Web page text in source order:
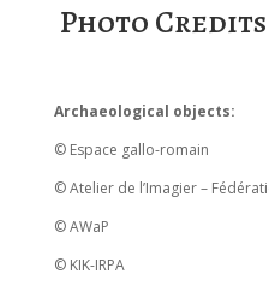
Photo Credits
Archaeological objects:
© Espace gallo-romain
© Atelier de l’Imagier –
© AWaP
© KIK-IRPA